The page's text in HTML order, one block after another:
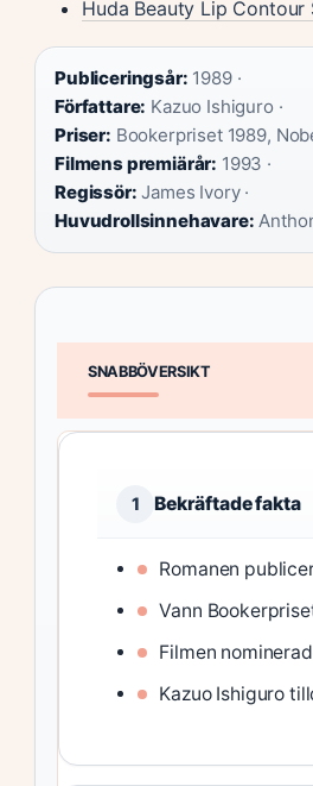
Huda Beauty Lip
Publiceringsår: 1989 ·
Författare: Kazuo Ishiguro ·
Priser: Bookerpriset 1989,
Filmens premiärår: 1993 ·
Regissör: James Ivory ·
Huvudrollsinnehavare:
SNABBÖVERSIKT
1 Bekräftade fakta
Romanen
Vann
Filmen
Kazuo Ishiguro